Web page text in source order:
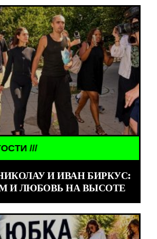
И ИВАН БИРКУС:
И ЛЮБОВЬ НА ВЫСОТЕ